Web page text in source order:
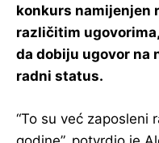
konkurs namijenjen
različitim
da dobiju ugovor na
radni status.
“To su već zaposleni